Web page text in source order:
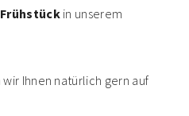
Frühstückin unserem
Ihnen natürlich gern auf